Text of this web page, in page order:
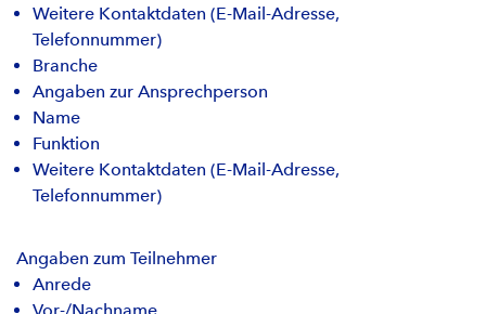
Weitere Kontaktdaten (E-Mail-Adresse,
Telefonnummer)
Branche
Angaben zur Ansprechperson
Name
Funktion
Weitere Kontaktdaten (E-Mail-Adresse,
Telefonnummer)
Angaben zum Teilnehmer
Anrede